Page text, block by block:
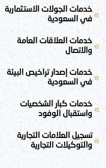
خدمات الجولات الاستثمارية
في السعودية
خدمات العلاقات العامة
والاتصال
خدمات إصدار تراخيص البيئة
في السعودية
خدمات كبار الشخصيات
واستقبال الوفود
تسجيل العلامات التجارية
والتوكيلات التجارية